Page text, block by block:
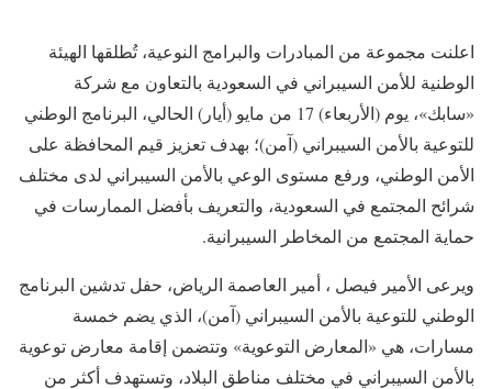
اعلنت مجموعة من المبادرات والبرامج النوعية، تُطلقها الهيئة
الوطنية للأمن السيبراني في السعودية بالتعاون مع شركة
«سابك»، يوم (الأربعاء) 17 من مايو (أيار) الحالي، البرنامج الوطني
للتوعية بالأمن السيبراني (آمن)؛ بهدف تعزيز قيم المحافظة على
الأمن الوطني، ورفع مستوى الوعي بالأمن السيبراني لدى مختلف
شرائح المجتمع في السعودية، والتعريف بأفضل الممارسات في
حماية المجتمع من المخاطر السيبرانية.
ويرعى الأمير فيصل ، أمير العاصمة الرياض، حفل تدشين البرنامج
الوطني للتوعية بالأمن السيبراني (آمن)، الذي يضم خمسة
مسارات، هي «المعارض التوعوية» وتتضمن إقامة معارض توعوية
بالأمن السيبراني في مختلف مناطق البلاد، وتستهدف أكثر من